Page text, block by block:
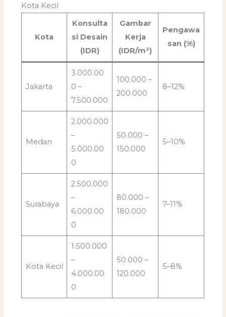
Kota Kecil
Kota
Konsulta
si Desain
(IDR)
Gambar
Kerja
(IDR/m²)
Pengawa
san (%)
Jakarta
3.000.00
0 –
7.500.000
100.000 –
200.000
8–12%
Medan
2.000.000
–
5.000.00
0
50.000 –
150.000
5–10%
Surabaya
2.500.000
–
6.000.00
0
80.000 –
180.000
7–11%
Kota Kecil
1.500.000
–
4.000.00
0
50.000 –
120.000
5–8%